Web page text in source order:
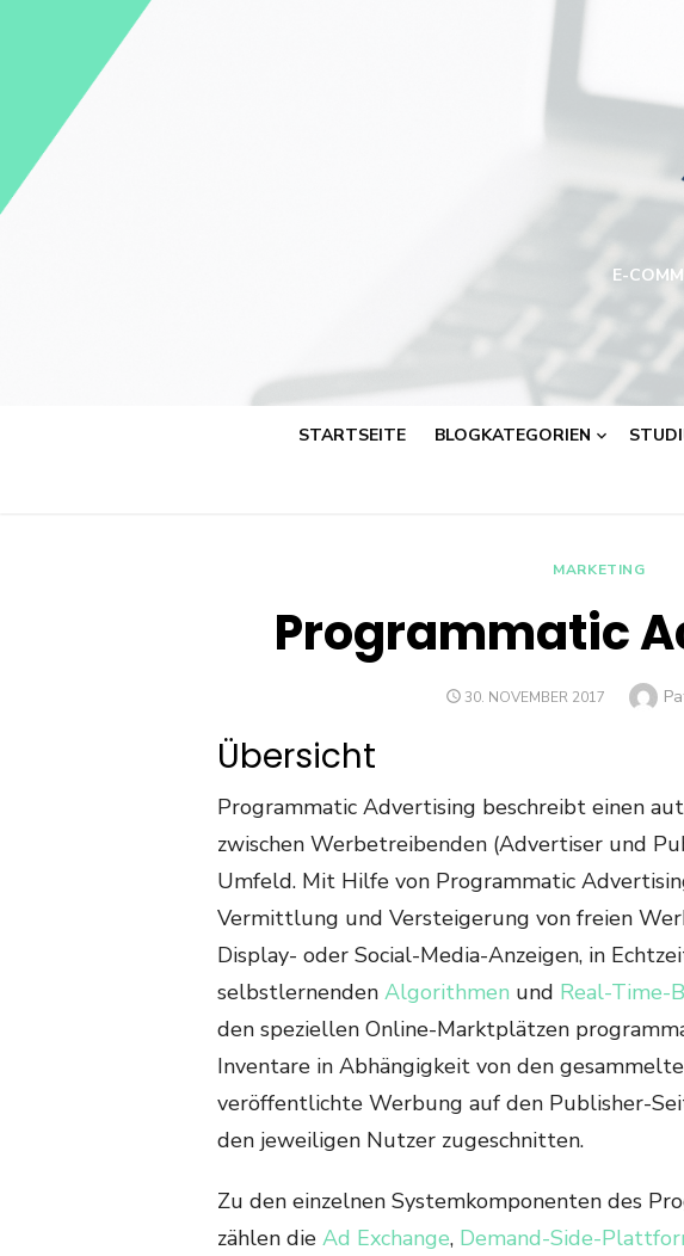
E-
STARTSEITE BLOGKATEGORIEN
MARKETING
Programmatic
POSTED
30. NOVEMBER 2017
Übersicht
Programmatic Advertising beschreibt einen
zwischen Werbetreibenden (Advertiser und
Umfeld. Mit Hilfe von Programmatic
Vermittlung und Versteigerung von freien
Display- oder Social-Media-Anzeigen, in
selbstlernenden Algorithmen und Real-Time-
den speziellen Online-Marktplätzen
Inventare in Abhängigkeit von den
veröffentlichte Werbung auf den Publisher-
den jeweiligen Nutzer zugeschnitten.
Zu den einzelnen Systemkomponenten des
zählen die Ad Exchange, Demand-Side-